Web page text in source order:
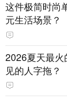
这件极简时尚
元生活场景？
2026夏天最
见的人字拖？